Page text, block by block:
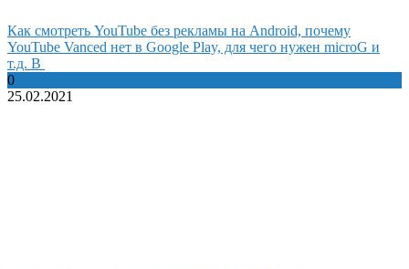
Как смотреть YouTube без рекламы на Android, почему
YouTube Vanced нет в Google Play, для чего нужен microG и
т.д. В
0
25.02.2021